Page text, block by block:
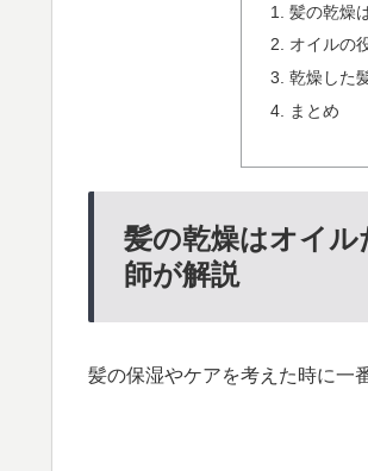
髪の乾燥
オイルの
乾燥した
まとめ
髪の乾燥はオイ
師が解説
髪の保湿やケアを考えた時に一